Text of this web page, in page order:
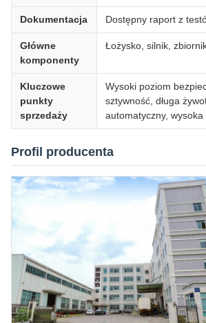
Dokumentacja Dostępny raport z
Główne
komponenty
Łożysko, silnik,
Kluczowe
punkty
sprzedaży
Wysoki poziom
sztywność, długa
automatyczny,
Profil producenta